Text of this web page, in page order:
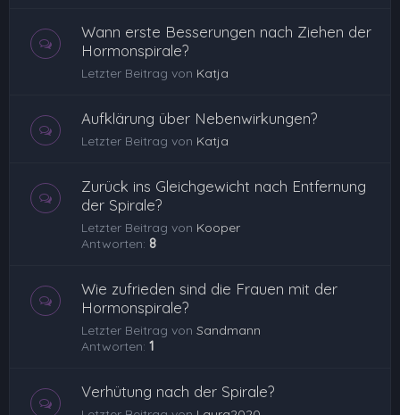
Wann erste Besserungen nach Ziehen der
Hormonspirale?
Letzter Beitrag von Katja
Aufklärung über Nebenwirkungen?
Letzter Beitrag von Katja
Zurück ins Gleichgewicht nach Entfernung
der Spirale?
Letzter Beitrag von Kooper
Antworten: 8
Wie zufrieden sind die Frauen mit der
Hormonspirale?
Letzter Beitrag von Sandmann
Antworten: 1
Verhütung nach der Spirale?